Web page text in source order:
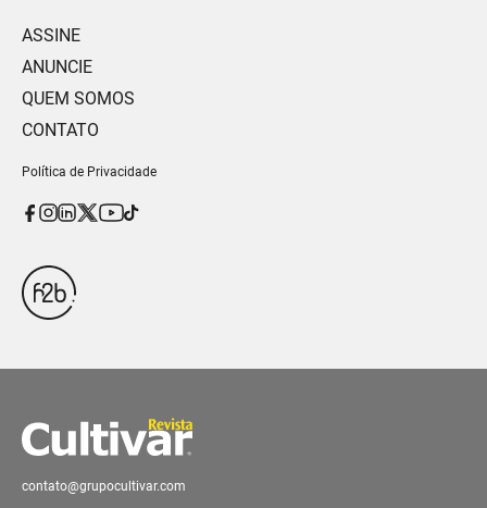
ASSINE
ANUNCIE
QUEM SOMOS
CONTATO
Política de Privacidade
contato@grupocultivar.com